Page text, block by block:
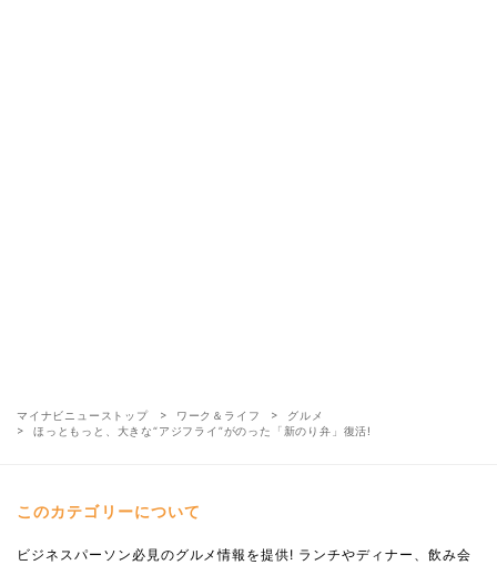
マイナビニューストップ ワーク＆ライフ
グルメ
ほっともっと、大きな“アジフライ”がのった「新のり弁」復活!
このカテゴリーについて
ビジネスパーソン必見のグルメ情報を提供! ランチやディナー、飲み会